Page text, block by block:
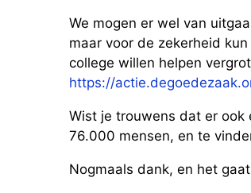
We mogen er wel van
maar voor de zekerheid
college willen helpen
https://
Wist je trouwens dat er ook
76.000 mensen, en te
Nogmaals dank, en het